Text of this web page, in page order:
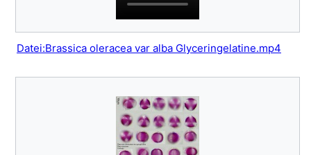
Datei:Brassica oleracea var alba Glyceringelatine.mp4